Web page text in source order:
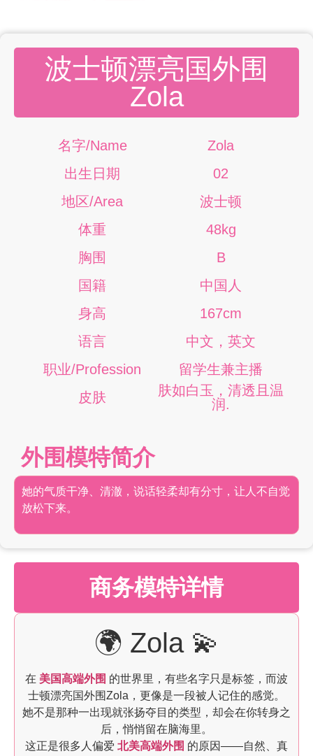
波士顿漂亮国外围
Zola
名字/Name
Zola
出生日期
02
地区/Area
波士顿
体重
48kg
胸围
B
国籍
中国人
身高
167cm
语言
中文，英文
职业/Profession
留学生兼主播
皮肤
肤如白玉，清透且温
润.
外围模特简介
她的气质干净、清澈，说话轻柔却有分寸，让人不自觉
放松下来。
商务模特详情
🌍 Zola 💫
在 美国高端外围 的世界里，有些名字只是标签，而波
士顿漂亮国外围Zola，更像是一段被人记住的感觉。
她不是那种一出现就张扬夺目的类型，却会在你转身之
后，悄悄留在脑海里。
这正是很多人偏爱 北美高端外围 的原因——自然、真